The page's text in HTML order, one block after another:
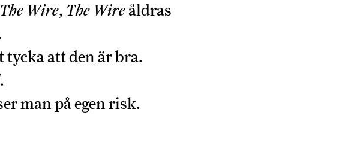
The Wire, The Wireåldras
tycka att den är bra.
.
man på egen risk.